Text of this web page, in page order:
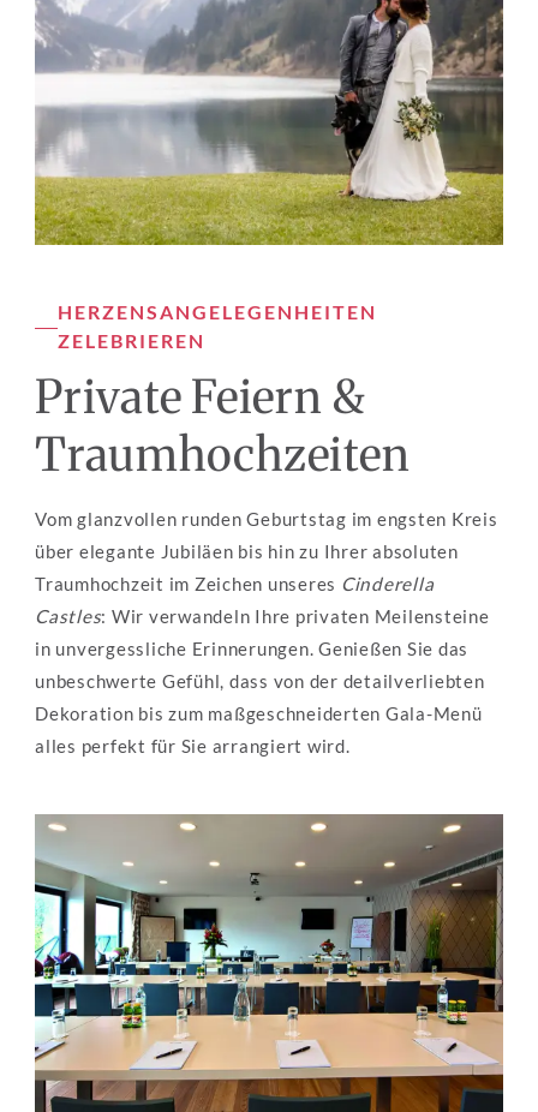
HERZENSANGELEGENHEITEN
ZELEBRIEREN
Private Feiern &
Traumhochzeiten
Vom glanzvollen runden Geburtstag im engsten Kreis
über elegante Jubiläen bis hin zu Ihrer absoluten
Traumhochzeit im Zeichen unseres Cinderella
Castles: Wir verwandeln Ihre privaten Meilensteine
in unvergessliche Erinnerungen. Genießen Sie das
unbeschwerte Gefühl, dass von der detailverliebten
Dekoration bis zum maßgeschneiderten Gala-Menü
alles perfekt für Sie arrangiert wird.